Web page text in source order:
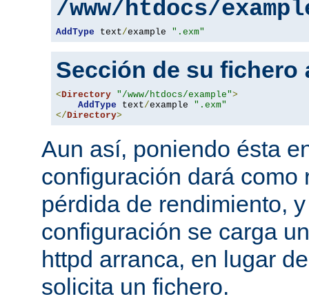
/www/htdocs/
AddType text/example ".exm"
Sección de su fichero
<Directory "/www/htdocs/example">
AddType text/example ".exm"
</Directory>
Aun así, poniendo ésta
configuración dará como
pérdida de rendimiento,
configuración se carga
httpd arranca, en lugar
solicita un fichero.